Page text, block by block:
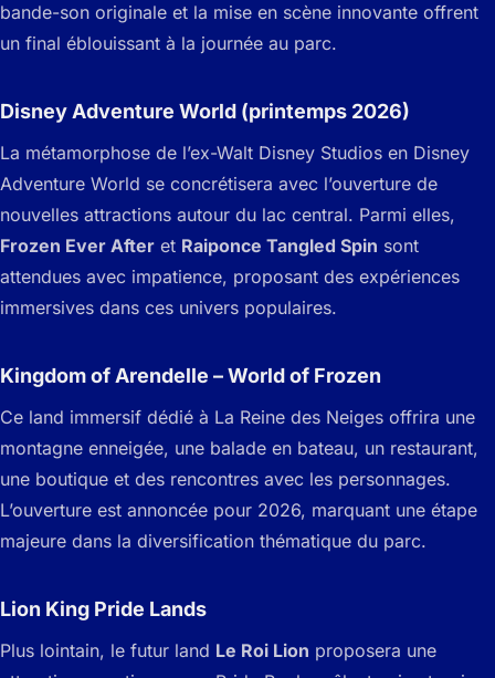
bande-son originale et la mise en scène innovante offrent
un final éblouissant à la journée au parc.
Disney Adventure World (printemps 2026)
La métamorphose de l’ex-Walt Disney Studios en Disney
Adventure World se concrétisera avec l’ouverture de
nouvelles attractions autour du lac central. Parmi elles,
Frozen Ever After et Raiponce Tangled Spin sont
attendues avec impatience, proposant des expériences
immersives dans ces univers populaires.
Kingdom of Arendelle – World of Frozen
Ce land immersif dédié à La Reine des Neiges offrira une
montagne enneigée, une balade en bateau, un restaurant,
une boutique et des rencontres avec les personnages.
L’ouverture est annoncée pour 2026, marquant une étape
majeure dans la diversification thématique du parc.
Lion King Pride Lands
Plus lointain, le futur land Le Roi Lion proposera une